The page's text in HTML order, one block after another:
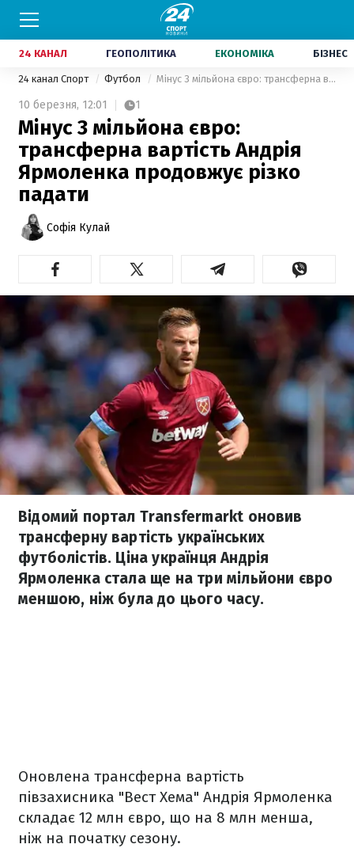
24 КАНАЛ ГЕОПОЛІТИКА ЕКОНОМІКА БІЗНЕС
24 канал Спорт Футбол Мінус 3 мільйона євро: трансферна вартість Андрія Ярмоленка продовжує різко падати
10 березня, 12:01 1
Мінус 3 мільйона євро:
трансферна вартість Андрія
Ярмоленка продовжує різко
падати
Софія Кулай
Відомий портал Transfermarkt оновив
трансферну вартість українських
футболістів. Ціна українця Андрія
Ярмоленка стала ще на три мільйони євро
меншою, ніж була до цього часу.
Оновлена трансферна вартість
півзахисника "Вест Хема" Андрія Ярмоленка
складає 12 млн євро, що на 8 млн менша,
ніж на початку сезону.